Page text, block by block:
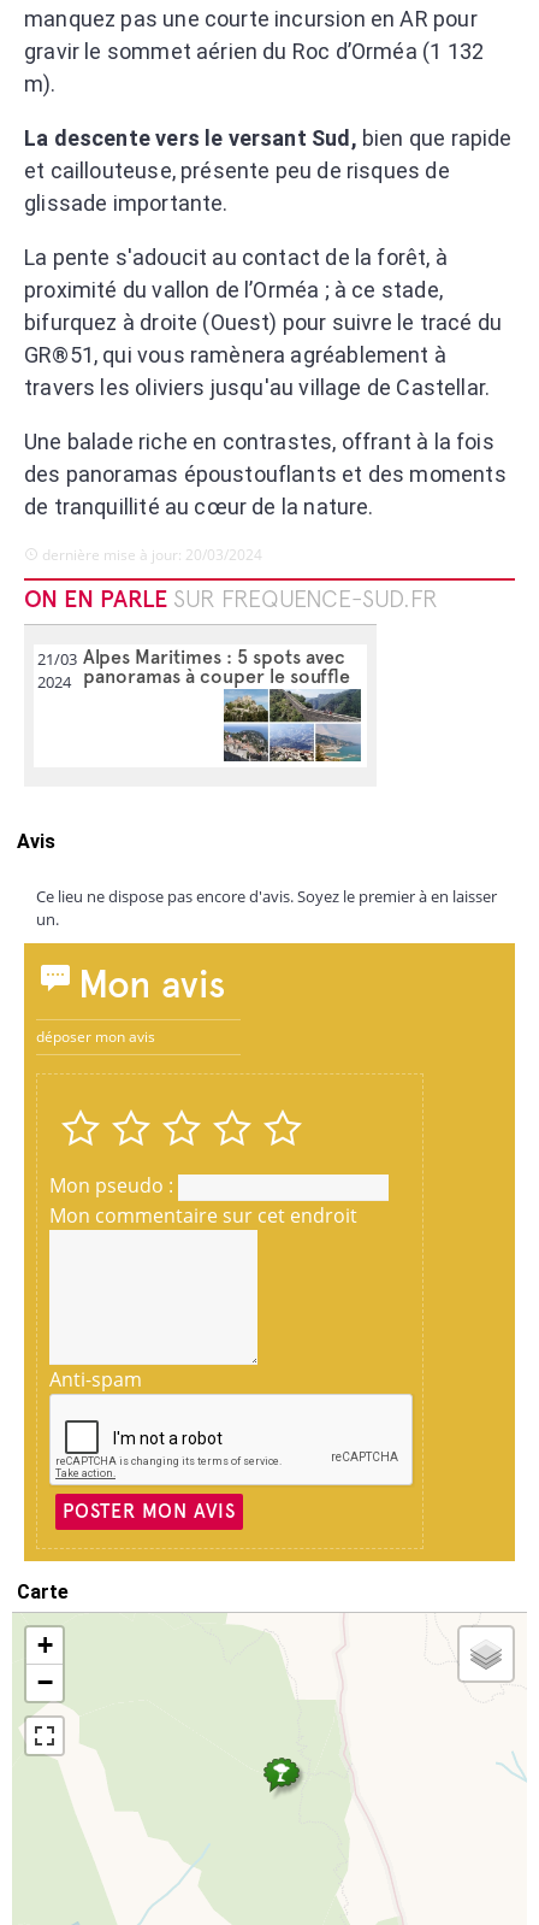
manquez pas une courte incursion en AR pour
gravir le sommet aérien du Roc d’Orméa (1 132
m).
La descente vers le versant Sud, bien que rapide
et caillouteuse, présente peu de risques de
glissade importante.
La pente s'adoucit au contact de la forêt, à
proximité du vallon de l’Orméa ; à ce stade,
bifurquez à droite (Ouest) pour suivre le tracé du
GR®51, qui vous ramènera agréablement à
travers les oliviers jusqu'au village de Castellar.
Une balade riche en contrastes, offrant à la fois
des panoramas époustouflants et des moments
de tranquillité au cœur de la nature.
dernière mise à jour: 20/03/2024
ON EN PARLE SUR FREQUENCE-SUD.FR
21/03
2024
Alpes Maritimes : 5 spots avec
panoramas à couper le souffle
Avis
Ce lieu ne dispose pas encore d'avis. Soyez le premier à en laisser
un.
Mon avis
déposer mon avis
Mon pseudo :
Mon commentaire sur cet endroit
Anti-spam
POSTER MON AVIS
Carte
+
−